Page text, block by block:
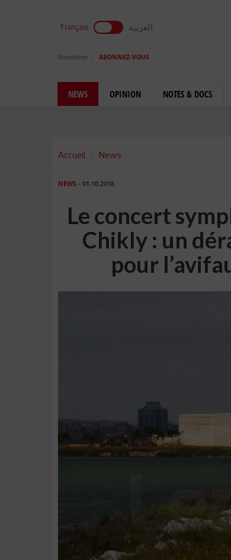
Français العربية
Newsletter ABONNEZ-VOUS
NEWS OPINION NOTES & DOCS
Accueil News
NEWS - 01.10.2016
Le concert
Chikly : un
pour